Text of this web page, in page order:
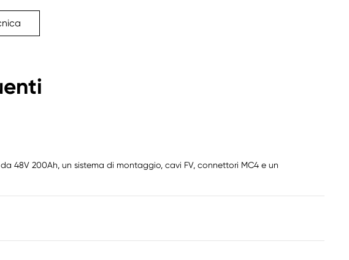
48V 200Ah, un sistema di montaggio, cavi FV, connettori MC4 e un